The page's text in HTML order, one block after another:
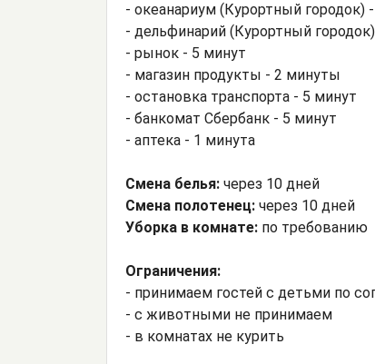
- океанариум (Курортный городок)
- дельфинарий (Курортный
- рынок - 5 минут
- магазин продукты - 2 минуты
- остановка транспорта - 5 минут
- банкомат Сбербанк - 5 минут
- аптека - 1 минута
Смена белья: через 10 дней
Смена полотенец: через 10 дней
Уборка в комнате: по требованию
Ограничения:
- принимаем гостей с детьми по
- с животными не принимаем
- в комнатах не курить